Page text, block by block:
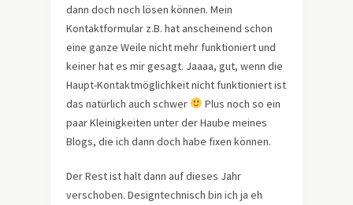
dann doch noch lösen können. Mein
Kontaktformular z.B. hat anscheinend schon
eine ganze Weile nicht mehr funktioniert und
keiner hat es mir gesagt. Jaaaa, gut, wenn die
Haupt-Kontaktmöglichkeit nicht funktioniert ist
das natürlich auch schwer
Plus noch so ein
paar Kleinigkeiten unter der Haube meines
Blogs, die ich dann doch habe fixen können.
Der Rest ist halt dann auf dieses Jahr
verschoben. Designtechnisch bin ich ja eh